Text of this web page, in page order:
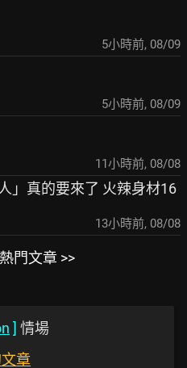
5小時前, 08/09
5小時前, 08/09
11小時前, 08/08
」真的要來了 火辣身材16
13小時前, 08/08
門文章 >>
] 情場
章